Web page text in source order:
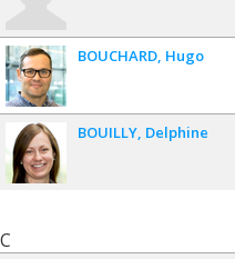
BOUCHARD Hugo
BOUILLY Delphine
C